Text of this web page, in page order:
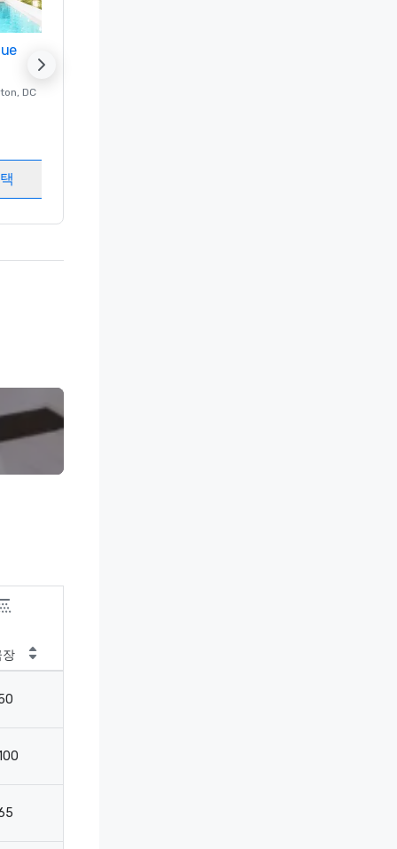
, DC
장